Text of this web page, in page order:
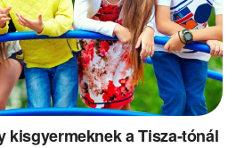
kisgyermeknek a Tisza-tónál